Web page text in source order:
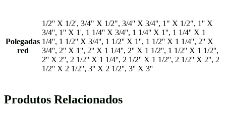
Polegadas
red
1/2'' X 1/2', 3/4" X 1/2", 3/4'' X 3/4'', 1" X 1/2", 1'' X
3/4'', 1'' X 1', 1 1/4'' X 3/4'', 1 1/4'' X 1'', 1 1/4'' X 1
1/4'', 1 1/2'' X 3/4'', 1 1/2'' X 1'', 1 1/2'' X 1 1/4'', 2'' X
3/4'', 2'' X 1'', 2'' X 1 1/4'', 2'' X 1 1/2'', 1 1/2'' X 1 1/2'',
2'' X 2'', 2 1/2'' X 1 1/4'', 2 1/2'' X 1 1/2'', 2 1/2'' X 2'', 2
1/2'' X 2 1/2'', 3'' X 2 1/2'', 3'' X 3''
Produtos Relacionados